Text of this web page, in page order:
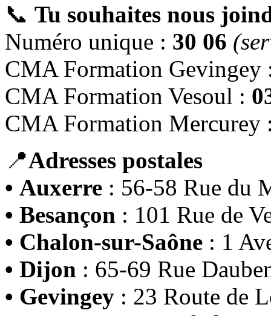
📞 Tu souhaites nous
Numéro unique : 30 06
CMA Formation
CMA Formation Vesoul :
CMA Formation
📍Adresses postales
• Auxerre : 56-58 Rue du
• Besançon : 101 Rue de
• Chalon-sur-Saône : 1
• Dijon : 65-69 Rue
• Gevingey : 23 Route de